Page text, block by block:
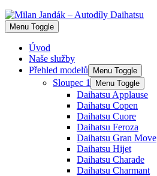
Menu Toggle
Úvod
Naše služby
Přehled modelů
Menu Toggle
Sloupec 1 Menu Toggle
Daihatsu Applause
Daihatsu Copen
Daihatsu Cuore
Daihatsu Feroza
Daihatsu Gran Move
Daihatsu Hijet
Daihatsu Charade
Daihatsu Charmant